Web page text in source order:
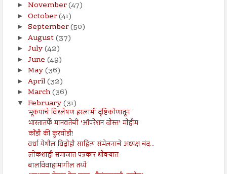
► November(47)
► October(41)
► September(50)
► August(37)
► July(42)
► June (49)
► May(36)
► April(32)
► March(36)
▼ February(31)
भूकंपांचे विश्लेषण इस्लामी दृष्टिकोणातून
भारतातर्फे मानवतेची ‘ऑपरेशन दोस्त’ मोहीम
कोंडी की कुरघोडी!
वर्धा येथील विद्रोही साहित्य संमेलनाचे अध्यक्ष चंद...
लोकशाही समाजात पत्रकार धोक्यात
बालविवाहामागील तथ्ये